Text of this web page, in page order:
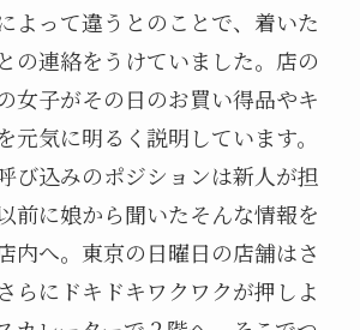
よって違うとのことで、着いた
の連絡をうけていました。店の
女子がその日のお買い得品やキ
元気に明るく説明しています。
び込みのポジションは新人が担
前に娘から聞いたそんな情報を
内へ。東京の日曜日の店舗はさ
らにドキドキワクワクが押しよ